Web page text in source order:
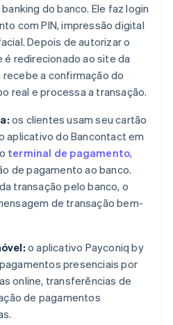
do banco. Ele faz login
com PIN, impressão digital
Depois de autorizar o
é redirecionado ao site da
a confirmação do
real e processa a transação.
os clientes usam seu cartão
aplicativo do Bancontact em
terminal de pagamento,
de pagamento ao banco.
transação pelo banco, o
de transação bem-
o aplicativo Payconiq by
presenciais por
online, transferências de
de pagamentos